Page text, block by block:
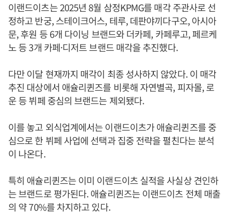
이랜드이츠는 2025년 8월 삼정KPMG를 매각 주관사로 선
정하고 반궁, 스테이크어스, 테루, 데판야끼다구오, 아시아
문, 후원 등 6개 다이닝 브랜드와 더카페, 카페루고, 페르케
노 등 3개 카페·디저트 브랜드 매각을 추진했다.
다만 이달 현재까지 매각이 최종 성사하지 않았다. 이 매각
추진 대상에서 애슐리퀸즈를 비롯해 자연별곡, 피자몰, 로
운 등 뷔페 중심의 브랜드는 제외됐다.
이를 놓고 외식업계에서는 이랜드이츠가 애슐리퀸즈를 중
심으로 한 뷔페 사업에 선택과 집중 전략을 펼친다는 분석
이 나온다.
특히 애슐리퀸즈는 이미 이랜드이츠 실적을 사실상 견인하
는 브랜드로 평가된다. 애슐리퀸즈는 이랜드이츠 전체 매출
의 약 70%를 차지하고 있다.